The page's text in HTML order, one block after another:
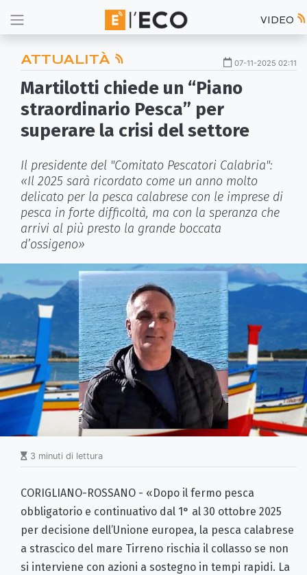
VIDEO
ATTUALITÀ 07-11-2025 02:11
Martilotti chiede un “Piano
straordinario Pesca” per
superare la crisi del settore
Il presidente del "Comitato Pescatori Calabria":
«Il 2025 sarà ricordato come un anno molto
delicato per la pesca calabrese con le imprese di
pesca in forte difficoltà, ma con la speranza che
arrivi al più presto la grande boccata
d’ossigeno»
3 minuti di lettura
CORIGLIANO-ROSSANO - «Dopo il fermo pesca
obbligatorio e continuativo dal 1° al 30 ottobre 2025
per decisione dell’Unione europea, la pesca calabrese
a strascico del mare Tirreno rischia il collasso se non
si interviene con azioni a sostegno in tempi rapidi. La